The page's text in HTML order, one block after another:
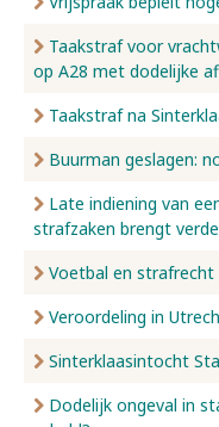
Taakstraf voor
op A28 met dodelijke
Taakstraf na
Buurman geslagen:
Late indiening van
strafzaken brengt
Voetbal en strafrecht
Veroordeling in
Sinterklaasintocht
Dodelijk ongeval in